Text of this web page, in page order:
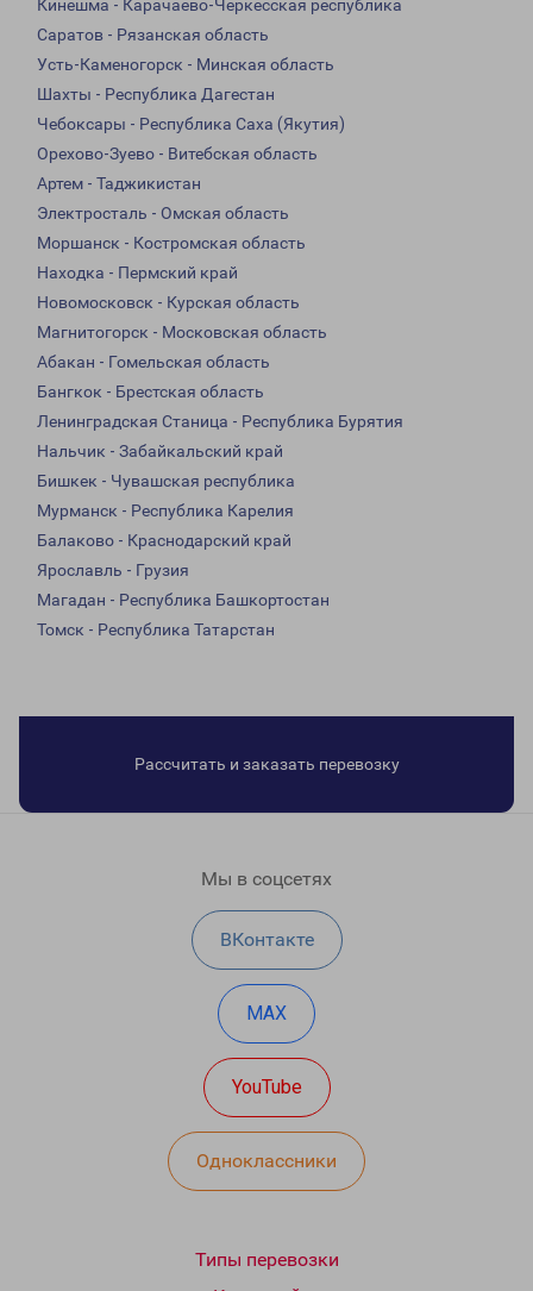
Кинешма - Карачаево-Черкесская республика
Саратов - Рязанская область
Усть-Каменогорск - Минская область
Шахты - Республика Дагестан
Чебоксары - Республика Саха (Якутия)
Орехово-Зуево - Витебская область
Артем - Таджикистан
Электросталь - Омская область
Моршанск - Костромская область
Находка - Пермский край
Новомосковск - Курская область
Магнитогорск - Московская область
Абакан - Гомельская область
Бангкок - Брестская область
Ленинградская Станица - Республика Бурятия
Нальчик - Забайкальский край
Бишкек - Чувашская республика
Мурманск - Республика Карелия
Балаково - Краснодарский край
Ярославль - Грузия
Магадан - Республика Башкортостан
Томск - Республика Татарстан
Рассчитать и заказать перевозку
Мы в соцсетях
ВКонтакте
MAX
YouTube
Одноклассники
Типы перевозки